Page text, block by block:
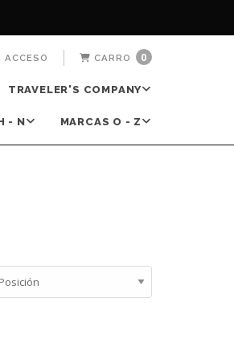
ACCESO CARRO 0
TRAVELER'S COMPANY
- N MARCAS O - Z